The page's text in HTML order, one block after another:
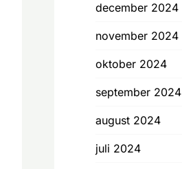
december 2024
november 2024
oktober 2024
september 2024
august 2024
juli 2024